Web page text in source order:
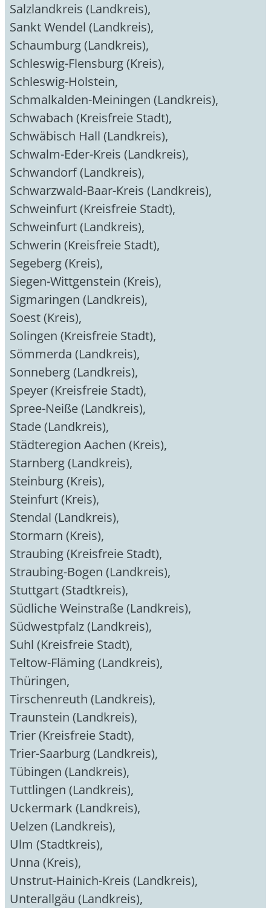
Salzlandkreis (Landkreis),
Sankt Wendel (Landkreis),
Schaumburg (Landkreis),
Schleswig-Flensburg (Kreis),
Schleswig-Holstein,
Schmalkalden-Meiningen (Landkreis),
Schwabach (Kreisfreie Stadt),
Schwäbisch Hall (Landkreis),
Schwalm-Eder-Kreis (Landkreis),
Schwandorf (Landkreis),
Schwarzwald-Baar-Kreis (Landkreis),
Schweinfurt (Kreisfreie Stadt),
Schweinfurt (Landkreis),
Schwerin (Kreisfreie Stadt),
Segeberg (Kreis),
Siegen-Wittgenstein (Kreis),
Sigmaringen (Landkreis),
Soest (Kreis),
Solingen (Kreisfreie Stadt),
Sömmerda (Landkreis),
Sonneberg (Landkreis),
Speyer (Kreisfreie Stadt),
Spree-Neiße (Landkreis),
Stade (Landkreis),
Städteregion Aachen (Kreis),
Starnberg (Landkreis),
Steinburg (Kreis),
Steinfurt (Kreis),
Stendal (Landkreis),
Stormarn (Kreis),
Straubing (Kreisfreie Stadt),
Straubing-Bogen (Landkreis),
Stuttgart (Stadtkreis),
Südliche Weinstraße (Landkreis),
Südwestpfalz (Landkreis),
Suhl (Kreisfreie Stadt),
Teltow-Fläming (Landkreis),
Thüringen,
Tirschenreuth (Landkreis),
Traunstein (Landkreis),
Trier (Kreisfreie Stadt),
Trier-Saarburg (Landkreis),
Tübingen (Landkreis),
Tuttlingen (Landkreis),
Uckermark (Landkreis),
Uelzen (Landkreis),
Ulm (Stadtkreis),
Unna (Kreis),
Unstrut-Hainich-Kreis (Landkreis),
Unterallgäu (Landkreis),